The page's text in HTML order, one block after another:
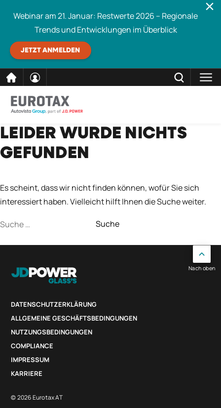
direkt
zum
Inhalt
Webinar am 21. Januar: Restwerte 2026 – Regionale
Trends und Entwicklungen im Überblick
JETZT ANMELDEN
Eurotax durchsuchen SCHLIESSEN
LEIDER WURDE NICHTS
GEFUNDEN
Es scheint, dass wir nicht finden können, wofür Sie sich
interessiert haben. Vielleicht hilft Ihnen die Suche weiter.
Suche
DATENSCHUTZERKLÄRUNG
ALLGEMEINE GESCHÄFTSBEDINGUNGEN
NUTZUNGSBEDINGUNGEN
COMPLIANCE
IMPRESSUM
KARRIERE
© 2026 Eurotax AT
Nach oben